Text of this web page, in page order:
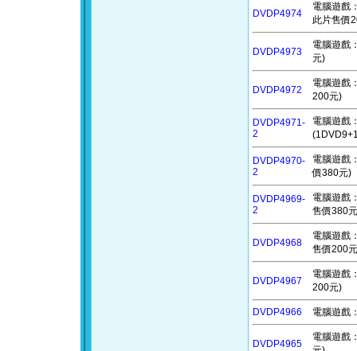
DVDP4974
電腦遊戲
此片售價
DVDP4973
電腦遊戲
元)
DVDP4972
電腦遊戲
200元)
DVDP4971-
2
電腦遊戲
DVDP4970-
2
電腦遊戲
價380元)
DVDP4969-
2
電腦遊戲
售價380
DVDP4968
電腦遊戲
售價200
DVDP4967
電腦遊戲
200元)
DVDP4966 電腦遊戲
DVDP4965
電腦遊戲